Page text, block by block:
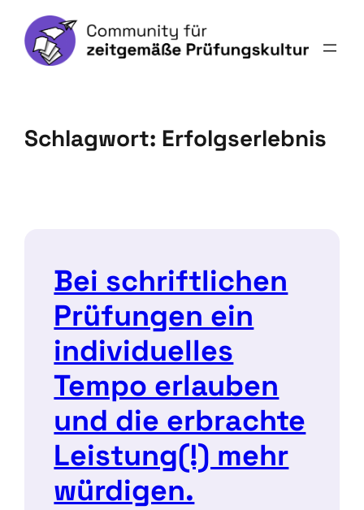
Schlagwort: Erfolgserlebnis
Bei schriftlichen
Prüfungen ein
individuelles
Tempo erlauben
und die erbrachte
Leistung(!) mehr
würdigen.